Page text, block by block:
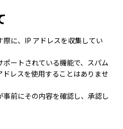
に、IP アドレスを収集してい
ートされている機能で、スパム
レスを使用することはありませ
前にその内容を確認し、承認し